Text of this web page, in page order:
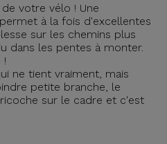
votre vélo ! Une
à la fois d'excellentes
sur les chemins plus
dans les pentes à monter.
!
ne tient vraiment, mais
petite branche, le
sur le cadre et c'est